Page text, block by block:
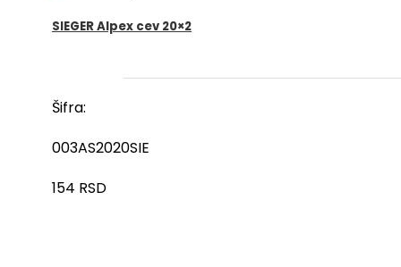
SIEGER Alpex cev 20×2
Šifra:
003AS2020SIE
154 RSD